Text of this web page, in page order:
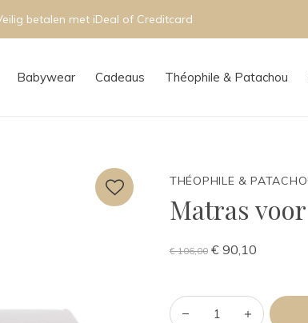
Babywear Cadeaus Théophile & Patachou
Persoonlijk advies in onze boutique
THÉOPHILE &
Matras
€ 106,00 € 90,10